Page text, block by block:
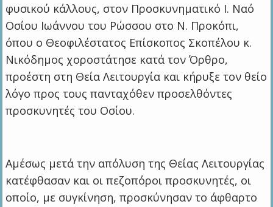
φυσικού κάλλους, στον Προσκυνηματικό Ι. Ναό
Οσίου Ιωάννου του Ρώσσου στο Ν. Προκόπι,
όπου ο Θεοφιλέστατος Επίσκοπος Σκοπέλου κ.
Νικόδημος χοροστάτησε κατά τον Όρθρο,
προέστη στη Θεία Λειτουργία και κήρυξε τον θείο
λόγο προς τους πανταχόθεν προσελθόντες
προσκυνητές του Οσίου.
Αμέσως μετά την απόλυση της Θείας Λειτουργίας
κατέφθασαν και οι πεζοπόροι προσκυνητές, οι
οποίο, με συγκίνηση, προσκύνησαν το άφθαρτο